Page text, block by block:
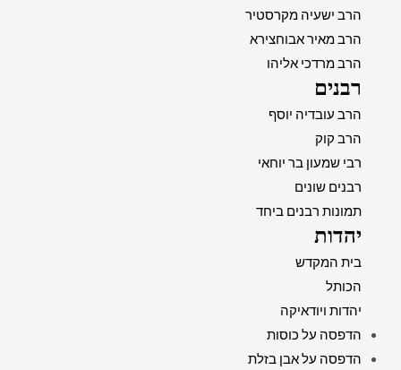
הרב ישעיה מקרסטיר
הרב מאיר אבוחצירא
הרב מרדכי אליהו
רבנים
הרב עובדיה יוסף
הרב קוק
רבי שמעון בר יוחאי
רבנים שונים
תמונות רבנים ביחד
יהדות
בית המקדש
הכותל
יהדות ויודאיקה
הדפסה על כוסות
הדפסה על אבן בזלת